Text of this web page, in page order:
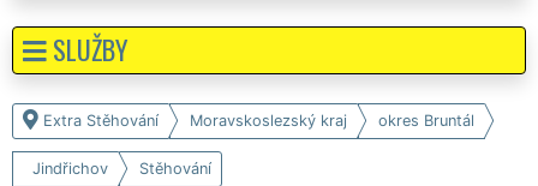
Extra Stěhování Moravskoslezský kraj okres Bruntál
Jindřichov Stěhování
SLUŽBY